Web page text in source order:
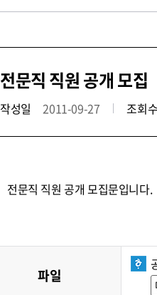
전문직 직원 공개 모집
작성일 2011-09-27 조회수
전문직 직원 공개 모집문입니다.
파일